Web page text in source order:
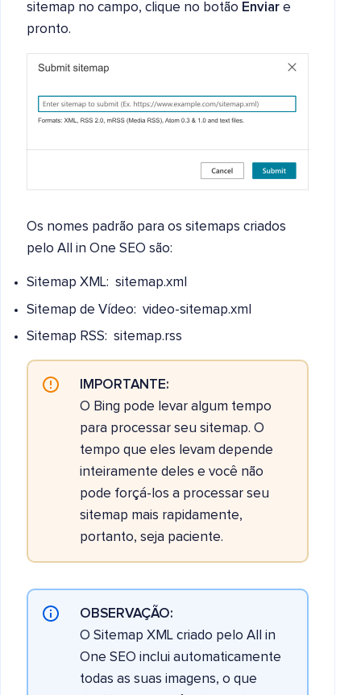
sitemap no campo, clique no botão Enviar e
pronto.
Os nomes padrão para os sitemaps criados
pelo All in One SEO são:
Sitemap XML: sitemap.xml
Sitemap de Vídeo: video-sitemap.xml
Sitemap RSS: sitemap.rss
IMPORTANTE:
O Bing pode levar algum tempo
para processar seu sitemap. O
tempo que eles levam depende
inteiramente deles e você não
pode forçá-los a processar seu
sitemap mais rapidamente,
portanto, seja paciente.
OBSERVAÇÃO:
O Sitemap XML criado pelo All in
One SEO inclui automaticamente
todas as suas imagens, o que